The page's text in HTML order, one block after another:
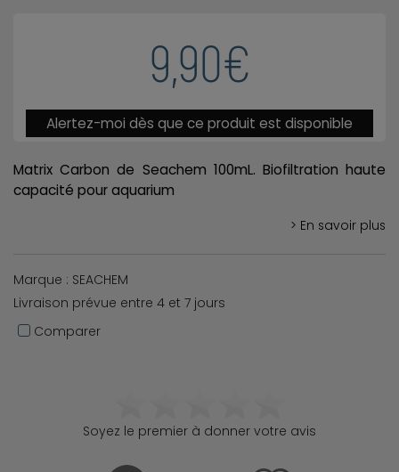
9,90€
Alertez-moi dès que ce produit est disponible
Matrix Carbon de Seachem 100mL. Biofiltration haute
capacité pour aquarium
> En savoir plus
Marque : SEACHEM
Livraison prévue entre 4 et 7 jours
Comparer
Soyez le premier à donner votre avis